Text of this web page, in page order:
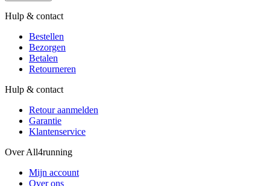
Hulp & contact
Bestellen
Bezorgen
Betalen
Retourneren
Hulp & contact
Retour aanmelden
Garantie
Klantenservice
Over All4running
Mijn account
Over ons